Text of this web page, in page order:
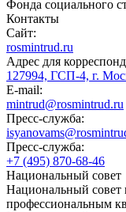
Фонда социального
Контакты
Сайт:
rosmintrud.ru
Адрес для
127994, ГСП-4, г.
E-mail:
mintrud@rosmintrud.ru
Пресс-служба:
Пресс-служба:
+7 (495) 870-68-46
Национальный совет
Национальный
профессиональным